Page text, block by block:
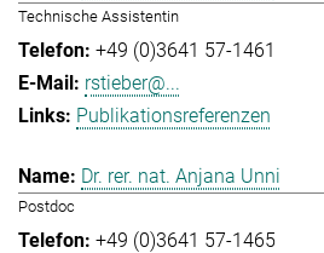
Technische Assistentin
+49 (0)3641 57-1461
rstieber@...
Publikationsreferenzen
Dr. rer. nat. Anjana Unni
Postdoc
+49 (0)3641 57-1465